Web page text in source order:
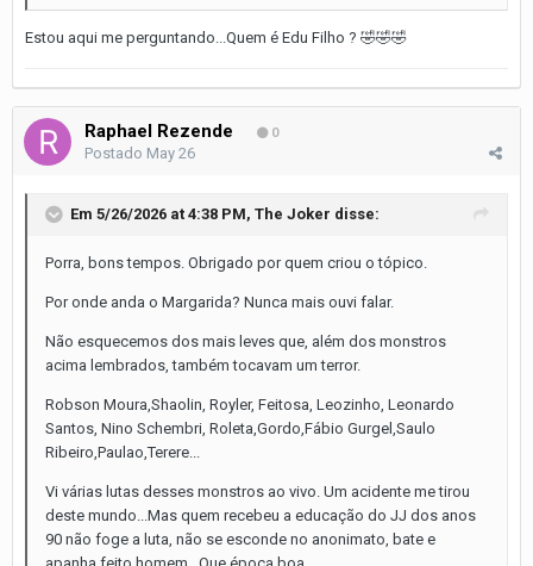
Estou aqui me perguntando...Quem é Edu Filho ? 🤣🤣🤣
Raphael Rezende 0
Postado May 26
Em 5/26/2026 at 4:38 PM, The Joker disse:
Porra, bons tempos. Obrigado por quem criou o tópico.
Por onde anda o Margarida? Nunca mais ouvi falar.
Não esquecemos dos mais leves que, além dos monstros
acima lembrados, também tocavam um terror.
Robson Moura,Shaolin, Royler, Feitosa, Leozinho, Leonardo
Santos, Nino Schembri, Roleta,Gordo,Fábio Gurgel,Saulo
Ribeiro,Paulao,Terere...
Vi várias lutas desses monstros ao vivo. Um acidente me tirou
deste mundo...Mas quem recebeu a educação do JJ dos anos
90 não foge a luta, não se esconde no anonimato, bate e